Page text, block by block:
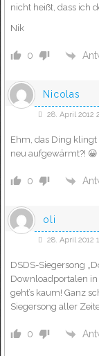
nicht heißt, dass ich
Nik
0
Nicolas
28. April 2012
Ehm, das Ding
neu aufgewärmt?! 😀
0
oli
28. April 2012
DSDS-Siegersong
Downloadportalen
geht’s kaum! Ganz
Siegersong aller
0